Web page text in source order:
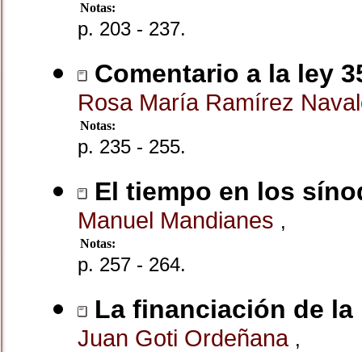
Notas:
p. 203 - 237.
Comentario a la ley
Rosa María Ramírez
Notas:
p. 235 - 255.
El tiempo en los
Manuel Mandianes ,
Notas:
p. 257 - 264.
La financiación de
Juan Goti Ordeñana ,